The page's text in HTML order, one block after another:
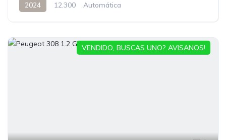
2024 12.300 Automática
VENDIDO, BUSCAS UNO? AVISANOS!